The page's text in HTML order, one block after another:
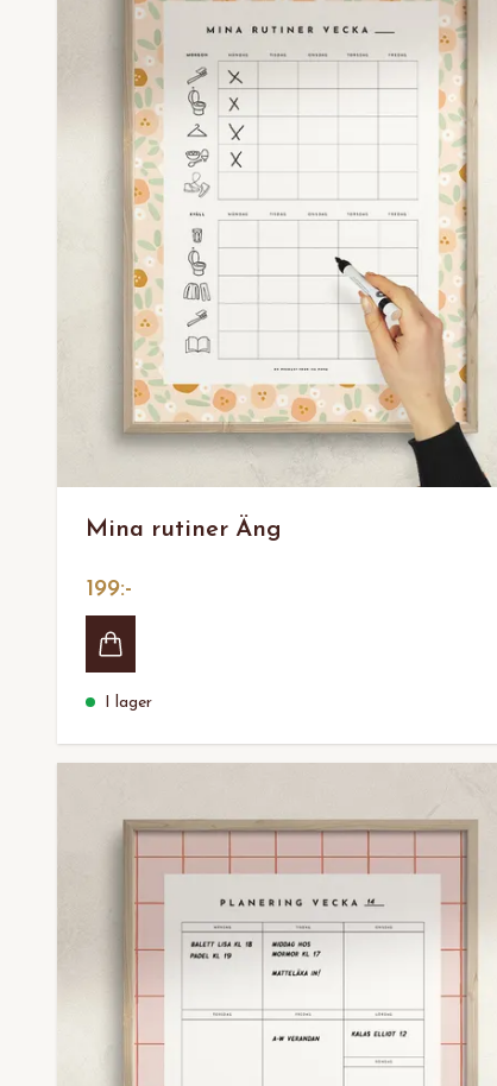
Mina rutiner Äng
199:-
I lager